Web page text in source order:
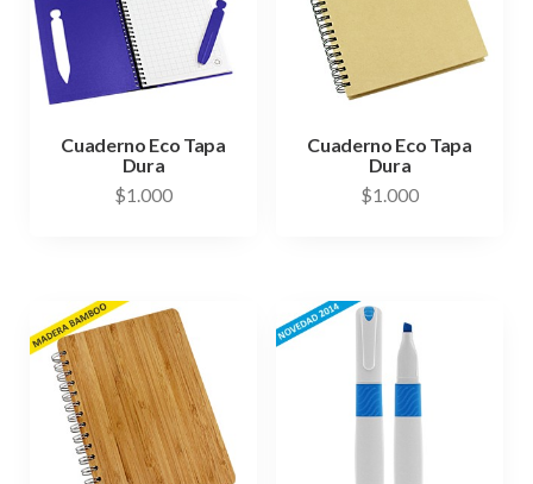
Cuaderno Eco Tapa
Dura
$1.000
Cuaderno Eco Tapa
Dura
$1.000